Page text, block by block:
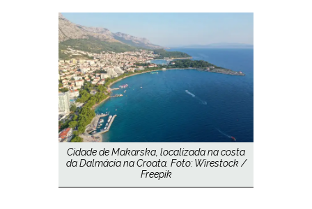
Cidade de Makarska, localizada na costa
da Dalmácia na Croata. Foto: Wirestock /
Freepik